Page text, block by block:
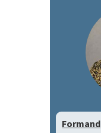
Formand